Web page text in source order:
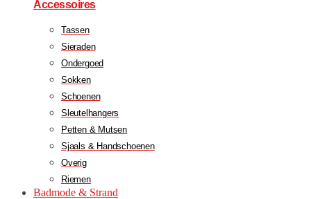
Accessoires
Tassen
Sieraden
Ondergoed
Sokken
Schoenen
Sleutelhangers
Petten & Mutsen
Sjaals & Handschoenen
Overig
Riemen
Badmode & Strand